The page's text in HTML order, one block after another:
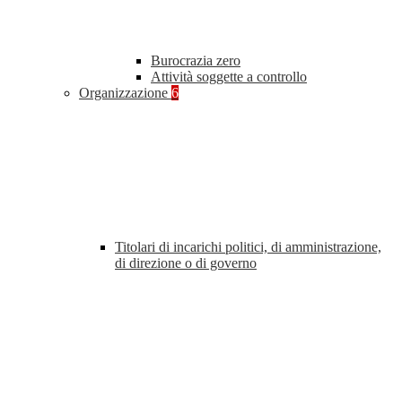
Burocrazia zero
Attività soggette a controllo
Organizzazione 6
Titolari di incarichi politici, di amministrazione,
di direzione o di governo